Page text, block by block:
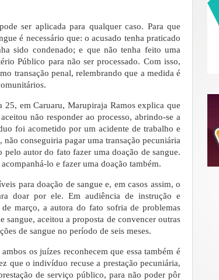
ser aplicada para qualquer caso. Para que
é necessário que: o acusado tenha praticado
sido condenado; e que não tenha feito uma
Público para não ser processado. Com isso,
transação penal, relembrando que a medida é
em Caruaru, Marupiraja Ramos explica que
não responder ao processo, abrindo-se a
foi acometido por um acidente de trabalho e
conseguiria pagar uma transação pecuniária
autor do fato fazer uma doação de sangue.
lo e fazer uma doação também.
para doação de sangue e, em casos assim, o
doar por ele. Em audiência de instrução e
março, a autora do fato sofria de problemas
sangue, aceitou a proposta de convencer outras
de sangue no período de seis meses.
os juízes reconhecem que essa também é
que o indivíduo recuse a prestação pecuniária,
de serviço público, para não poder pôr